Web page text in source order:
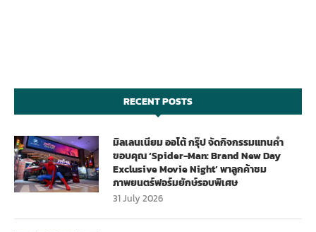
RECENT POSTS
มิลเลนเนียม ออโต้ กรุ๊ป จัดกิจกรรมแทนคำ
ขอบคุณ ‘Spider-Man: Brand New Day
Exclusive Movie Night’ พาลูกค้าชม
ภาพยนตร์ฟอร์มยักษ์รอบพิเศษ
31 July 2026